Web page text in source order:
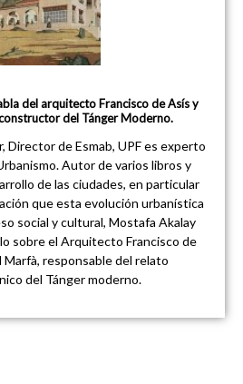
del arquitecto Francisco de Asís y
del Tánger Moderno.
Director de Esmab, UPF es experto
Autor de varios libros y
de las ciudades, en particular
que esta evolución urbanística
social y cultural, Mostafa Akalay
sobre el Arquitecto Francisco de
Marfà, responsable del relato
del Tánger moderno.